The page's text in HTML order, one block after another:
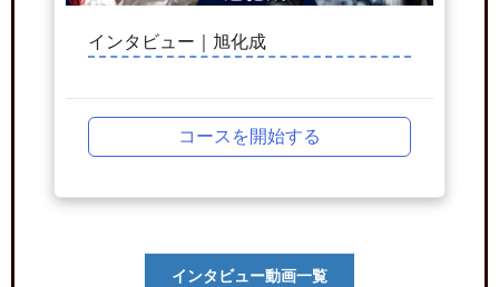
インタビュー｜旭化成
コースを開始する
インタビュー動画一覧